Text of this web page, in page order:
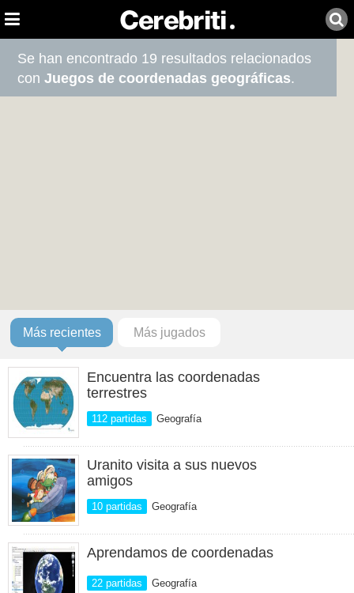
Se han encontrado 19 resultados relacionados
conJuegos de coordenadas geográficas.
Más recientes Más jugados
Encuentra las coordenadas
terrestres
112 partidas Geografía
Uranito visita a sus nuevos
amigos
10 partidas Geografía
Aprendamos de coordenadas
22 partidas Geografía